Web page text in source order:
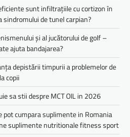
sunt infiltrațiile cu cortizon în
sindromului de tunel carpian?
și al jucătorului de golf –
ajuta bandajarea?
depistării timpurii a problemelor de
copii
sa stii despre MCT OIL in 2026
pot cumpara suplimente in Romania
suplimente nutritionale fitness sport